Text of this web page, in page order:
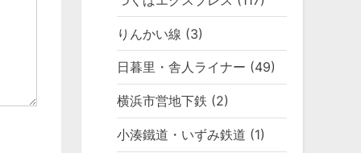
りんかい線 (3)
日暮里・舎人ライナー (49)
横浜市営地下鉄 (2)
小湊鐵道・いずみ鉄道 (1)